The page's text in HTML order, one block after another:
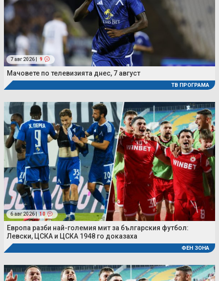
7 авг 2026 | 9
Мачовете по телевизията днес, 7 август
ТВ ПРОГРАМА
6 авг 2026 | 10
Европа разби най-големия мит за българския футбол:
Левски, ЦСКА и ЦСКА 1948 го доказаха
ФЕН ЗОНА